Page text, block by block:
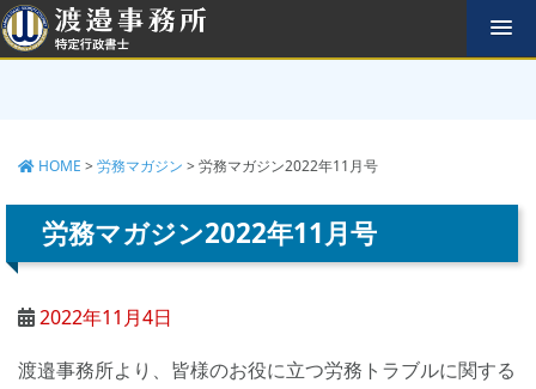
コ
ン
テ
HOME > 労務マガジン > 労務マガジン2022年11月号
労務マガジン2022年11月号
2022年11月4日
渡邉事務所より、皆様のお役に立つ労務トラブルに関する